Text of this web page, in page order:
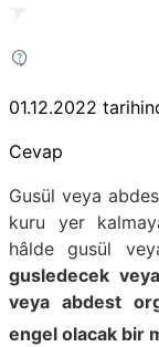
01.12.2022
Cevap
Gusül veya
kuru yer
hâlde gusül
gusledecek
veya abdest
engel olacak bir